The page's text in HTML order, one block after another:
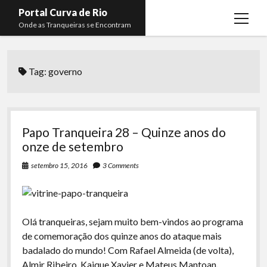
Portal Curva de Rio
Onde as Tranqueiras se Encontram
open
Curva de Rio
Komos
La Siesta Podcast
Arquivo CDR
Papo Tranqueira
Membros
Lucas Oliveira
Kaique Xavier
Tag:governo
Papo Tranqueira 28 – Quinze anos do
onze de setembro
setembro 15, 2016 3 Comments
Olá tranqueiras, sejam muito bem-vindos ao programa
de comemoração dos quinze anos do ataque mais
badalado do mundo! Com Rafael Almeida (de volta),
Almir Ribeiro, Kaique Xavier e Mateus Mantoan.